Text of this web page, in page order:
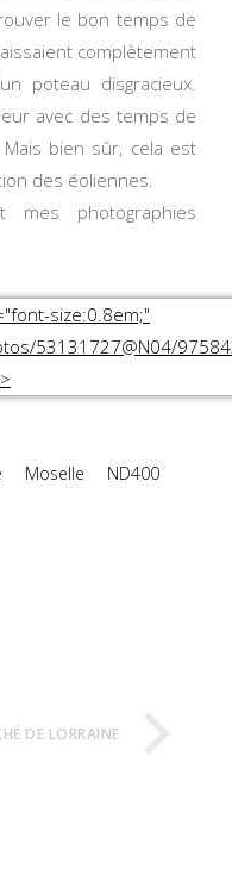
le bon temps de
complètement
poteau disgracieux.
avec des temps de
bien sûr, cela est
des éoliennes.
photographies
Moselle
ND400
DE LORRAINE